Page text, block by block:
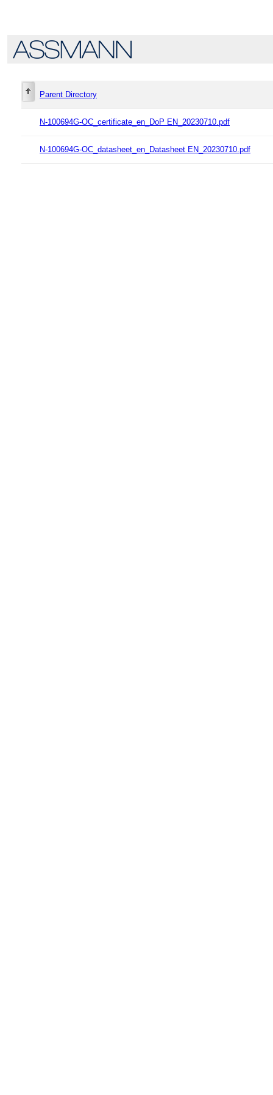
Parent Directory
N-100694G-OC_certificate_en_DoP EN_20230710.pdf
N-100694G-OC_datasheet_en_Datasheet EN_20230710.pdf